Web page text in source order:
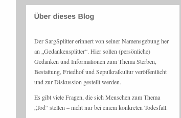
Der SargSplitter erinnert von seiner Namensgebung her
an „Gedankensplitter“. Hier sollen (persönliche)
Gedanken und Informationen zum Thema Sterben,
Bestattung, Friedhof und Sepulkralkultur veröffentlicht
und zur Diskussion gestellt werden.
Es gibt viele Fragen, die sich Menschen zum Thema
„Tod“ stellen – nicht nur bei einem konkreten Todesfall.